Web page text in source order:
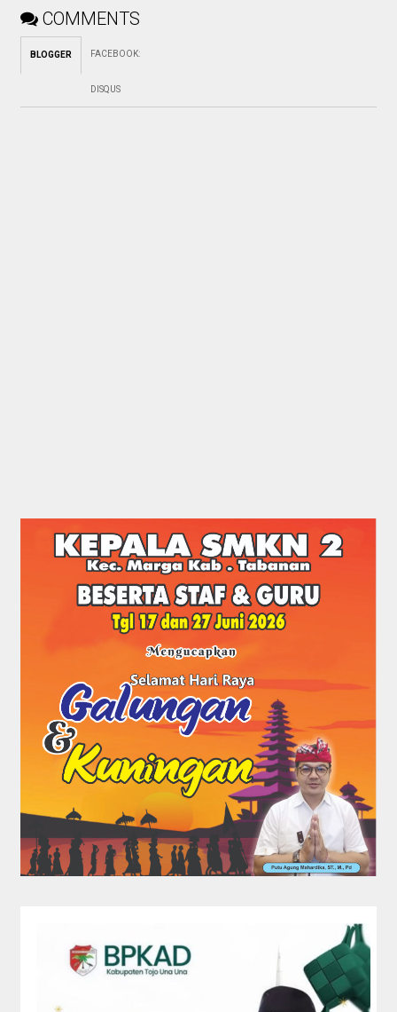
COMMENTS
BLOGGER FACEBOOK:
DISQUS